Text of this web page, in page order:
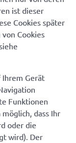
ist dieser
Cookies später
Cookies
Ihrem Gerät
Funktionen
dass Ihr
oder die
wird). Der